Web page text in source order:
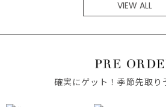
VIEW ALL
確実にゲット！季節先取り